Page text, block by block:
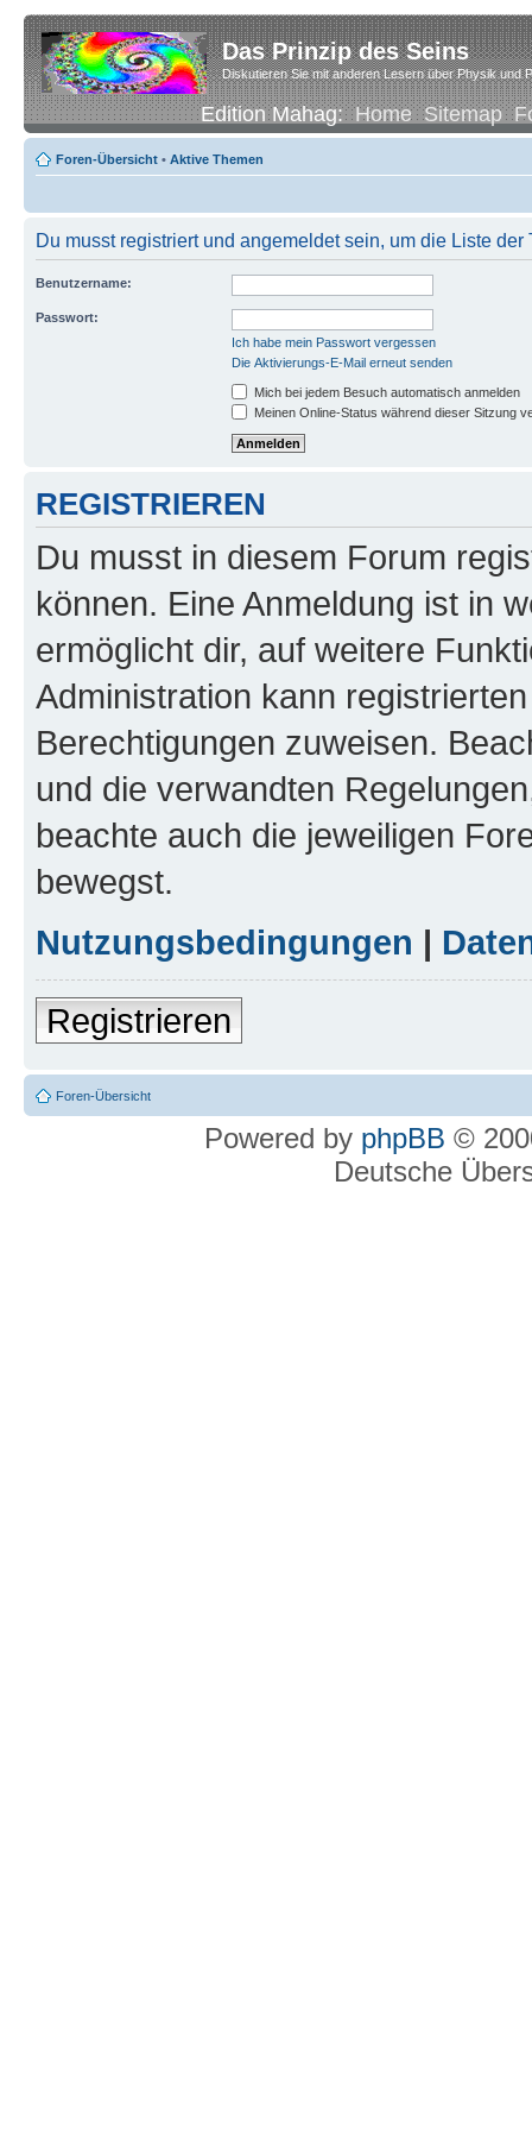
Das Prinzip des Seins
Diskutieren Sie mit anderen Lesern über Physik und
Edition Mahag:Home Sitemap
Foren-Übersicht • Aktive Themen
Du musst registriert und angemeldet sein, um die Liste
Benutzername:
Passwort:
Ich habe mein Passwort vergessen
Die Aktivierungs-E-Mail erneut senden
Mich bei jedem Besuch automatisch anmelden
Meinen Online-Status während dieser Sitzung
REGISTRIEREN
Du musst in diesem Forum
können. Eine Anmeldung ist in
ermöglicht dir, auf weitere
Administration kann
Berechtigungen zuweisen.
und die verwandten
beachte auch die jeweiligen
bewegst.
Nutzungsbedingungen |
Registrieren
Foren-Übersicht
Powered by phpBB ©
Deutsche